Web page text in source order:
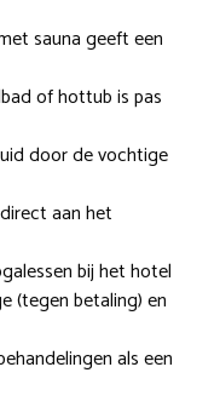
sauna geeft een
of hottub is pas
door de vochtige
aan het
bij het hotel
(tegen betaling) en
als een